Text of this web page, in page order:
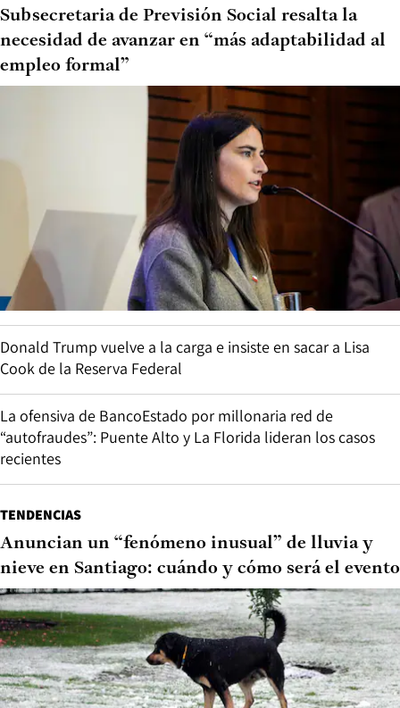
Subsecretaria de Previsión Social resalta la
necesidad de avanzar en “más adaptabilidad al
empleo formal”
Donald Trump vuelve a la carga e insiste en sacar a Lisa
Cook de la Reserva Federal
La ofensiva de BancoEstado por millonaria red de
“autofraudes”: Puente Alto y La Florida lideran los casos
recientes
TENDENCIAS
Anuncian un “fenómeno inusual” de lluvia y
nieve en Santiago: cuándo y cómo será el evento